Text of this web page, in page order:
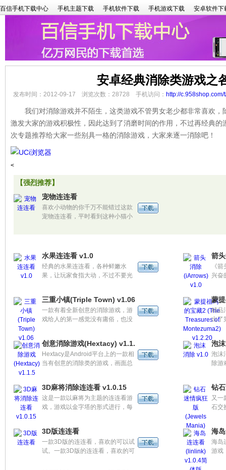
百信手机下载中心 手机主题下载 手机软件下载 手机游戏下载 安卓软件下
安卓经典消除类游戏之
发布时间：2012-09-17 浏览次数：28728 手机访问： http://c.958shop.com/
我们对消除游戏并不陌生，这类游戏不管男女老少都非常喜欢，
激发大家的游戏积极性，因此达到了消磨时间的作用，不过再经典
次专题推荐给大家一些别具一格的消除游戏，大家来逐一消除吧！
<
【强烈推荐】
宠物连连看
喜欢小动物的你千万不能错过这款
宠物连连看，平时看到这种小猫小
哦。
水果连连看 v1.0
经典的水果连连看，各种鲜嫩水
果，让玩家食指大动，不过不要光
完成一关就可以看美女图片哦。
箭
《
兴奋
相匹
的方
和清
三重小镇(Triple Town) v1.06
一款有着全新创意的消除游戏，游
戏给人的第一感觉没有庸俗，也没
很是吸引人。配合间歇走动的迷你
村民和缩小版的小镇全景，不似华
丽更胜华丽。
蒙
精品
出了
消除
中增
入游
创意消除游戏(Hextacy) v1.1.5
Hextacy是Android平台上的一款相
当有创意的消除类的游戏，画面总
圈可点的，值得你尝试一下！
泡
泡沫
除游
3D麻将消除连连看 v1.0.15
这是一款以麻将为主题的连连看游
戏，游戏以金字塔的形式进行，每
钻
又一
石交
3D版连连看
一款3D版的连连看，喜欢的可以试
试。一款3D版的连连看，喜欢的可
海
海岛
游戏